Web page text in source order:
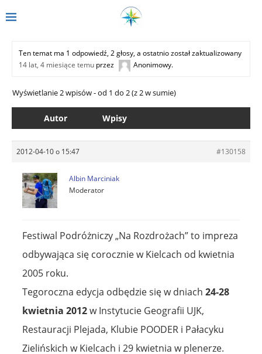
Ten temat ma 1 odpowiedź, 2 głosy, a ostatnio został zaktualizowany
14 lat, 4 miesiące temu przez Anonimowy.
Wyświetlanie 2 wpisów - od 1 do 2 (z 2 w sumie)
Autor Wpisy
2012-04-10 o 15:47 #130158
Albin Marciniak
Moderator
Festiwal Podróżniczy „Na Rozdrożach” to impreza
odbywająca się corocznie w Kielcach od kwietnia
2005 roku.
Tegoroczna edycja odbędzie się w dniach 24-28
kwietnia 2012w Instytucie Geografii UJK,
Restauracji Plejada, Klubie POODER i Pałacyku
Zielińskich w Kielcach i 29 kwietnia w plenerze.